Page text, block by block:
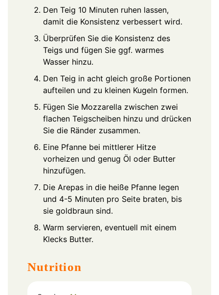
Den Teig 10 Minuten ruhen lassen,
damit die Konsistenz verbessert wird.
Überprüfen Sie die Konsistenz des
Teigs und fügen Sie ggf. warmes
Wasser hinzu.
Den Teig in acht gleich große Portionen
aufteilen und zu kleinen Kugeln formen.
Fügen Sie Mozzarella zwischen zwei
flachen Teigscheiben hinzu und drücken
Sie die Ränder zusammen.
Eine Pfanne bei mittlerer Hitze
vorheizen und genug Öl oder Butter
hinzufügen.
Die Arepas in die heiße Pfanne legen
und 4-5 Minuten pro Seite braten, bis
sie goldbraun sind.
Warm servieren, eventuell mit einem
Klecks Butter.
Nutrition